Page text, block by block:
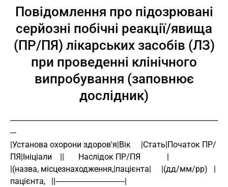
Повідомлення про підозрювані
серйозні побічні реакції/явища
(ПР/ПЯ) лікарських засобів (ЛЗ)
при проведенні клінічного
випробування (заповнює
дослідник)
------------------------------------------------------------------------------------------------------
---
|Установа охорони здоров'я|Вік     |Стать|Початок ПР/
ПЯ|Ініціали    ||       Наслідок ПР/ПЯ             |
|(назва, місцезнаходження,|пацієнта|     |(дд/мм/рр)   |
пацієнта,   ||----------------------------------|